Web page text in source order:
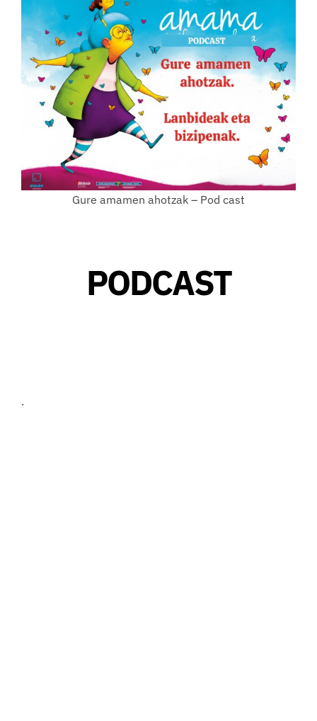
Gure amamen ahotzak – Pod cast
PODCAST
.